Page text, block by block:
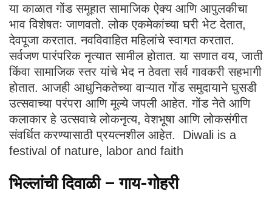
या काळात गोंड समूहात सामाजिक ऐक्य आणि आपुलकीचा
भाव विशेषतः जाणवतो. लोक एकमेकांच्या घरी भेट देतात,
देवपूजा करतात. नवविवाहित महिलांचे स्वागत करतात.
सर्वजण पारंपरिक नृत्यात सामील होतात. या सणात वय, जाती
किंवा सामाजिक स्तर यांचे भेद न ठेवता सर्व गावकरी सहभागी
होतात. आजही आधुनिकतेच्या वाऱ्यात गोंड समुदायाने घुसडी
उत्सवाच्या परंपरा आणि मूल्ये जपली आहेत. गोंड नेते आणि
कलाकार हे उत्सवाचे लोकनृत्य, वेशभूषा आणि लोकसंगीत
संवर्धित करण्यासाठी प्रयत्नशील आहेत. Diwali is a
festival of nature, labor and faith
भिल्लांची दिवाळी – गाय-गोहरी